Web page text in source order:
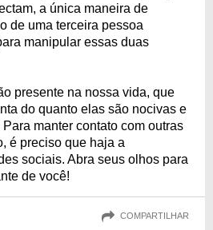
a única maneira de
de uma terceira pessoa
manipular essas duas
presente na nossa vida, que
do quanto elas são nocivas e
manter contato com outras
é preciso que haja a
sociais. Abra seus olhos para
de você!
COMPARTILHAR